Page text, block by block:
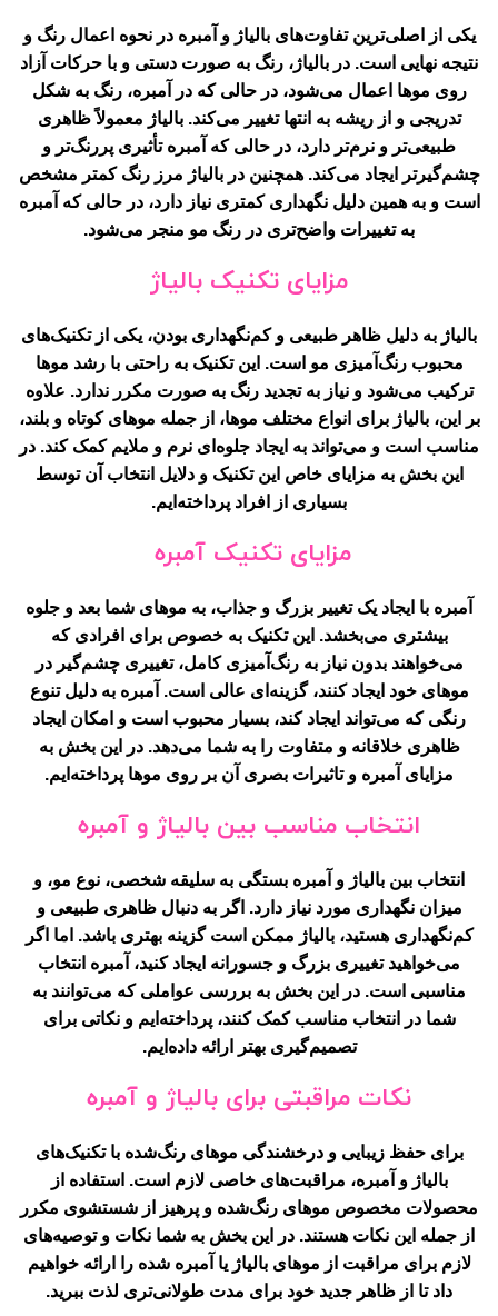
یکی از اصلی‌ترین تفاوت‌های بالیاژ و آمبره در نحوه اعمال رنگ و
نتیجه نهایی است. در بالیاژ، رنگ به صورت دستی و با حرکات آزاد
روی موها اعمال می‌شود، در حالی که در آمبره، رنگ به شکل
تدریجی و از ریشه به انتها تغییر می‌کند. بالیاژ معمولاً ظاهری
طبیعی‌تر و نرم‌تر دارد، در حالی که آمبره تأثیری پررنگ‌تر و
چشم‌گیرتر ایجاد می‌کند. همچنین در بالیاژ مرز رنگ کمتر مشخص
است و به همین دلیل نگهداری کمتری نیاز دارد، در حالی که آمبره
به تغییرات واضح‌تری در رنگ مو منجر می‌شود.
مزایای تکنیک بالیاژ
بالیاژ به دلیل ظاهر طبیعی و کم‌نگهداری بودن، یکی از تکنیک‌های
محبوب رنگ‌آمیزی مو است. این تکنیک به راحتی با رشد موها
ترکیب می‌شود و نیاز به تجدید رنگ به صورت مکرر ندارد. علاوه
بر این، بالیاژ برای انواع مختلف موها، از جمله موهای کوتاه و بلند،
مناسب است و می‌تواند به ایجاد جلوه‌ای نرم و ملایم کمک کند. در
این بخش به مزایای خاص این تکنیک و دلایل انتخاب آن توسط
بسیاری از افراد پرداخته‌ایم.
مزایای تکنیک آمبره
آمبره با ایجاد یک تغییر بزرگ و جذاب، به موهای شما بعد و جلوه
بیشتری می‌بخشد. این تکنیک به خصوص برای افرادی که
می‌خواهند بدون نیاز به رنگ‌آمیزی کامل، تغییری چشم‌گیر در
موهای خود ایجاد کنند، گزینه‌ای عالی است. آمبره به دلیل تنوع
رنگی که می‌تواند ایجاد کند، بسیار محبوب است و امکان ایجاد
ظاهری خلاقانه و متفاوت را به شما می‌دهد. در این بخش به
مزایای آمبره و تاثیرات بصری آن بر روی موها پرداخته‌ایم.
انتخاب مناسب بین بالیاژ و آمبره
انتخاب بین بالیاژ و آمبره بستگی به سلیقه شخصی، نوع مو، و
میزان نگهداری مورد نیاز دارد. اگر به دنبال ظاهری طبیعی و
کم‌نگهداری هستید، بالیاژ ممکن است گزینه بهتری باشد. اما اگر
می‌خواهید تغییری بزرگ و جسورانه ایجاد کنید، آمبره انتخاب
مناسبی است. در این بخش به بررسی عواملی که می‌توانند به
شما در انتخاب مناسب کمک کنند، پرداخته‌ایم و نکاتی برای
تصمیم‌گیری بهتر ارائه داده‌ایم.
نکات مراقبتی برای بالیاژ و آمبره
برای حفظ زیبایی و درخشندگی موهای رنگ‌شده با تکنیک‌های
بالیاژ و آمبره، مراقبت‌های خاصی لازم است. استفاده از
محصولات مخصوص موهای رنگ‌شده و پرهیز از شستشوی مکرر
از جمله این نکات هستند. در این بخش به شما نکات و توصیه‌های
لازم برای مراقبت از موهای بالیاژ یا آمبره شده را ارائه خواهیم
داد تا از ظاهر جدید خود برای مدت طولانی‌تری لذت ببرید.